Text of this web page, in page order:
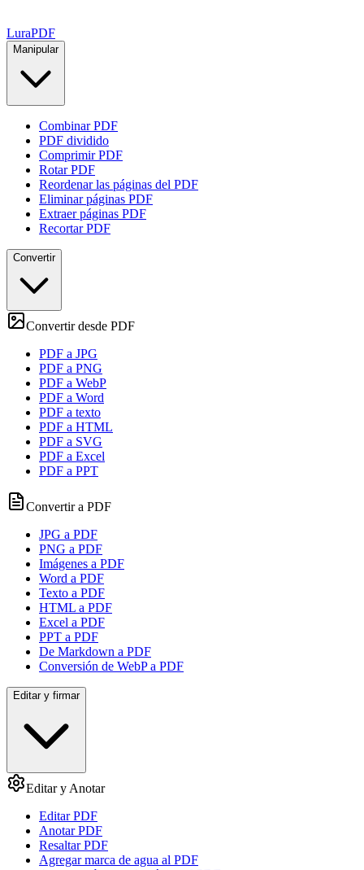
LuraPDF
Manipular
Combinar PDF
PDF dividido
Comprimir PDF
Rotar PDF
Reordenar las páginas del PDF
Eliminar páginas PDF
Extraer páginas PDF
Recortar PDF
Convertir
Convertir desde PDF
PDF a JPG
PDF a PNG
PDF a WebP
PDF a Word
PDF a texto
PDF a HTML
PDF a SVG
PDF a Excel
PDF a PPT
Convertir a PDF
JPG a PDF
PNG a PDF
Imágenes a PDF
Word a PDF
Texto a PDF
HTML a PDF
Excel a PDF
PPT a PDF
De Markdown a PDF
Conversión de WebP a PDF
Editar y firmar
Editar y Anotar
Editar PDF
Anotar PDF
Resaltar PDF
Agregar marca de agua al PDF